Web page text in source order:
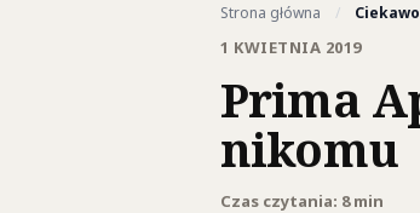
Strona główna /
1 KWIETNIA 2019
Prima
nikomu
Czas czytania: 8 min